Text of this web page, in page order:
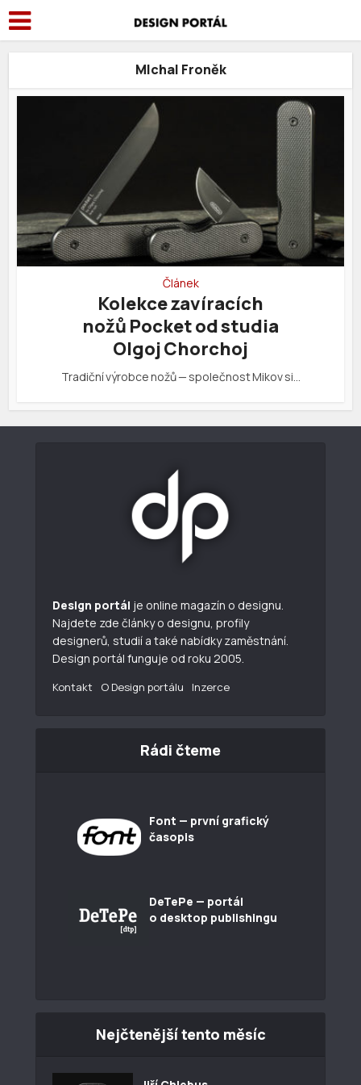
MIchal Froněk
Článek
Kolekce zavíracích
nožů Pocket od studia
Olgoj Chorchoj
Tradiční výrobce nožů — společnost Mikov si…
Design portál je online magazín o designu.
Najdete zde články o designu, profily
designerů, studií a také nabídky zaměstnání.
Design portál funguje od roku 2005.
Kontakt O Design portálu Inzerce
Rádi čteme
Font — první grafický
časopis
DeTePe — portál
o desktop publishingu
Nejčtenější tento měsíc